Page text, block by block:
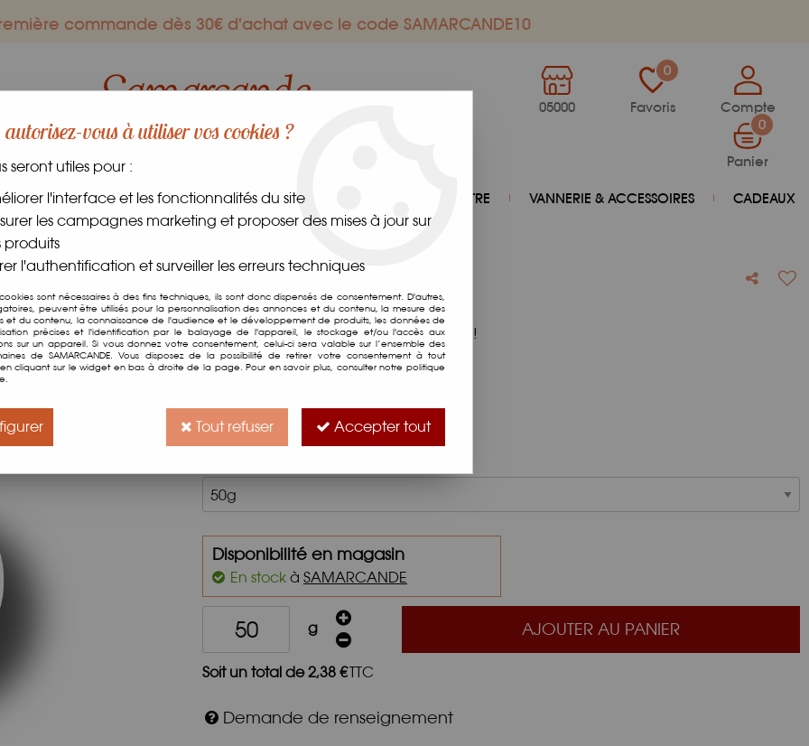
commande dès 30€ d'achat avec le code SAMARCANDE10
05000
0
Favoris Compte
0
Panier
GOURMANDS DANS LE MONDE FRAIS BIEN-ÊTRE VANNERIE & ACCESSOIRES CADEAUX
Infusions
Karkadé
Soyez le premier à donner votre avis !
47,50 €TTC / Kg
Caractéristiques
Disponibilité en magasin
En stock à SAMARCANDE
g AJOUTER AU PANIER
Soit un total de2,38 €TTC
Demande de renseignement
vous à utiliser vos cookies ?
seront utiles pour :
l'interface et les fonctionnalités du site
les campagnes marketing et proposer des mises à jour sur
produits
l'authentification et surveiller les erreurs techniques
sont nécessaires à des fins techniques, ils sont donc dispensés de consentement. D'autres,
peuvent être utilisés pour la personnalisation des annonces et du contenu, la mesure des
et du contenu, la connaissance de l'audience et le développement de produits, les données de
précises et l'identification par le balayage de l'appareil, le stockage et/ou l'accès aux
sur un appareil. Si vous donnez votre consentement, celui-ci sera valable sur l’ensemble des
de SAMARCANDE. Vous disposez de la possibilité de retirer votre consentement à tout
cliquant sur le widget en bas à droite de la page. Pour en savoir plus, consulter notre politique
Tout refuser Accepter tout